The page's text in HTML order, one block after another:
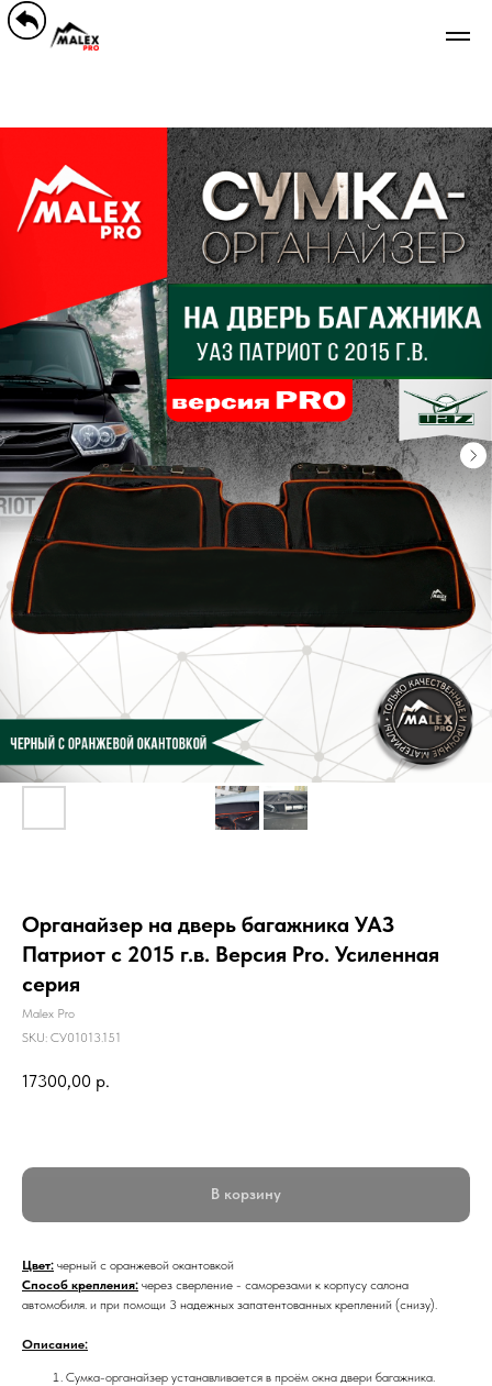
Органайзер на дверь багажника УАЗ
Патриот с 2015 г.в. Версия Pro. Усиленная
серия
Malex Pro
SKU: СУ01013.151
17300,00 р.
В корзину
Цвет: черный с оранжевой окантовкой
Способ крепления: через сверление - саморезами к корпусу салона
автомобиля. и при помощи 3 надежных запатентованных креплений (снизу).
Описание:
Сумка-органайзер устанавливается в проём окна двери багажника.